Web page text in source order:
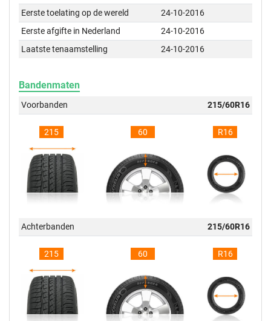
Eerste toelating op de wereld
24-10-2016
Eerste afgifte in Nederland
24-10-2016
Laatste tenaamstelling
24-10-2016
Bandenmaten
Voorbanden 215/60R16
215 60 R16
Achterbanden 215/60R16
215 60 R16